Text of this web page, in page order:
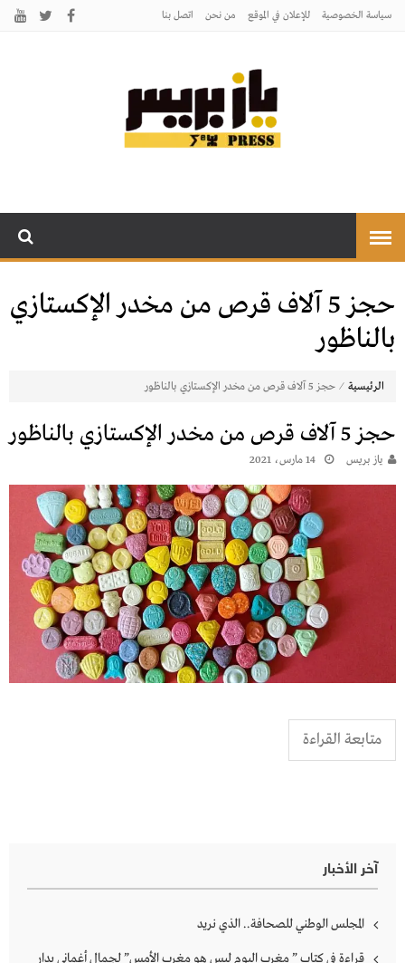
سياسة الخصوصية للإعلان في الموقع من نحن اتصل بنـا
حجز 5 آلاف قرص من مخدر الإكستازي
بالناظور
الرئيسية ⁄ حجز 5 آلاف قرص من مخدر الإكستازي بالناظور
حجز 5 آلاف قرص من مخدر الإكستازي بالناظور
يـاز بريـس 14 مارس، 2021
متابعة القراءة
آخر الأخبار
المجلس الوطني للصحافة.. الذي نريد
قراءة في كتاب ” مغرب اليوم ليس هو مغرب الأمس” لجمال أغماني بدار